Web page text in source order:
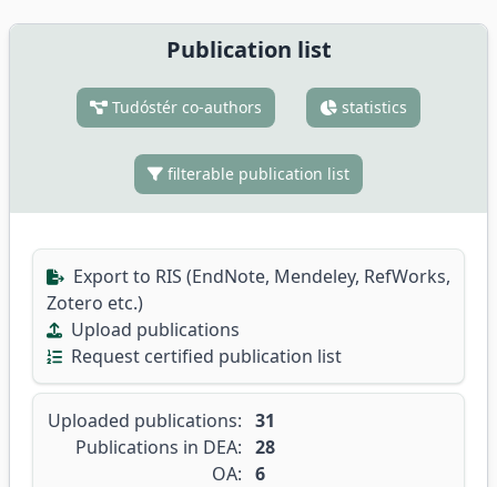
Publication list
Tudóstér co-authors statistics
filterable publication list
Export to RIS (EndNote, Mendeley, RefWorks,
Zotero etc.)
Upload publications
Request certified publication list
Uploaded publications: 31
Publications in DEA: 28
OA: 6